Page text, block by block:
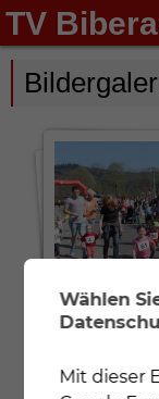
TV
Wählen
Mit dieser